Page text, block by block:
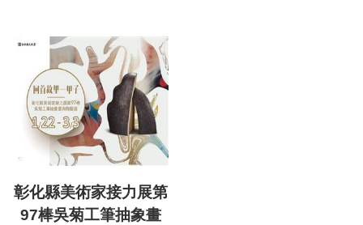
彰化縣美術家接力展第
97棒吳菊工筆抽象畫